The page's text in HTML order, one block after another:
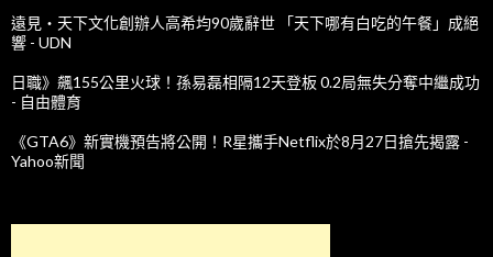
遠見‧天下文化創辦人高希均90歲辭世 「天下哪有白吃的午餐」成絕
響 - UDN
日職》飆155公里火球！孫易磊相隔12天登板 0.2局無失分奪中繼成功
- 自由體育
《GTA6》新實機預告將公開！R星攜手Netflix於8月27日搶先揭露 -
Yahoo新聞